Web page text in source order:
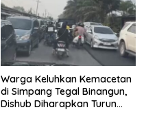
Warga Keluhkan Kemacetan
di Simpang Tegal Binangun,
Dishub Diharapkan Turun